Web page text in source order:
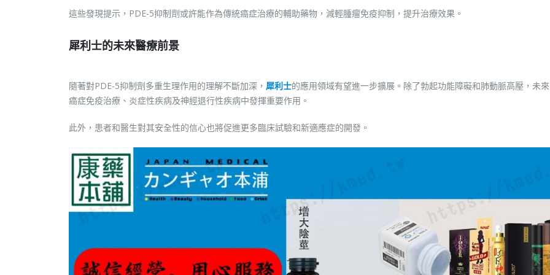
這些發現提示，PDE-5抑制劑或許能作為傳統癌症治療的輔助藥物，減輕腫瘤免疫抑制，提升治療效果。
犀利士的未來醫療前景
隨著對PDE-5抑制劑多重生理作用的理解不斷加深， 犀利士的應用領域有望進一步擴展。除了勃起功能障礙和肺動脈高壓，未
癌症免疫治療、炎症性疾病及神經退行性疾病中發揮重要作用。
此外，患者和醫生對其安全性的信心也將促進更多臨床試驗和新適應症的開發。